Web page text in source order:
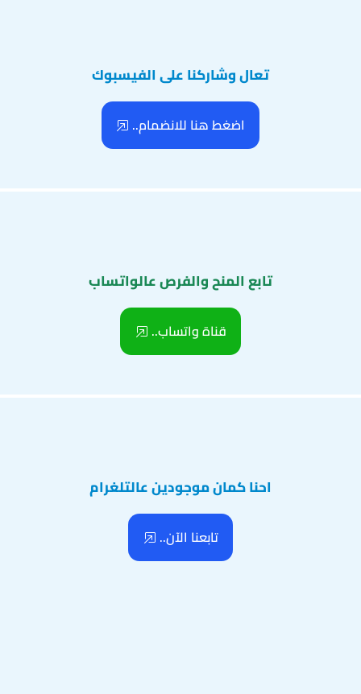
تعال وشاركنا على الفيسبوك
اضغط هنا للانضمام..
تابع المنح والفرص عالواتساب
قناة واتساب..
احنا كمان موجودين عالتلغرام
تابعنا الآن..